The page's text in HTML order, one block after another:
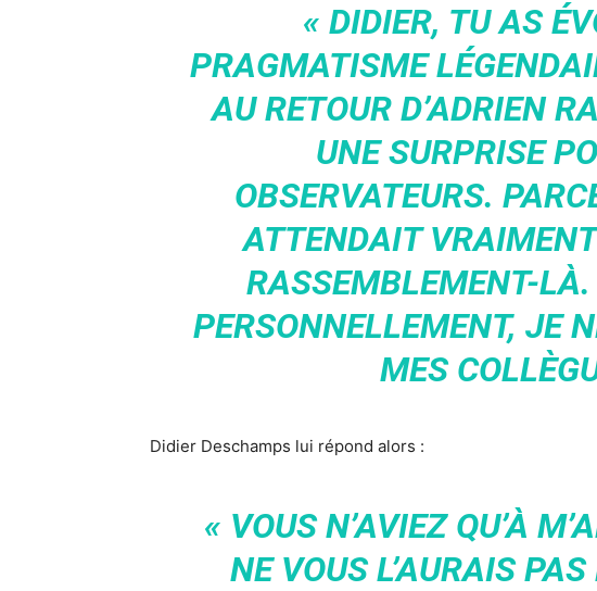
« DIDIER, TU AS
PRAGMATISME
AU RETOUR D’ADRIEN
UNE SURPRISE
OBSERVATEURS.
ATTENDAIT
RASSEMBLEMENT-
PERSONNELLEMENT, JE
MES
Didier Deschamps lui répond alors :
« VOUS N’AVIEZ QU’À
NE VOUS L’AURAIS